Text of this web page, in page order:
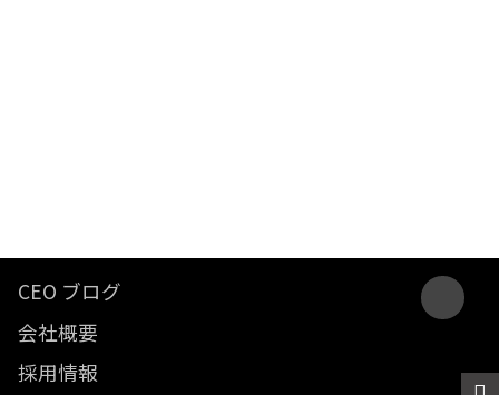
CEO ブログ
会社概要
採用情報